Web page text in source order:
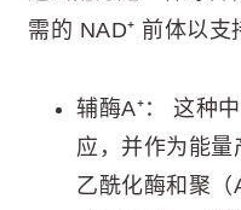
需的 NAD⁺ 前体以支
辅酶A⁺： 这种
应，并作为能量
乙酰化酶和聚